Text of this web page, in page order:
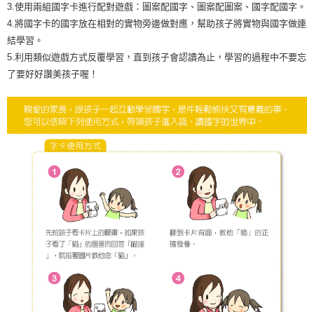
3.使用兩組國字卡進行配對遊戲：圖案配國字、圖案配圖案、國字配國字。
4.將國字卡的國字放在相對的實物旁邊做對應，幫助孩子將實物與國字做連
結學習。
5.利用類似遊戲方式反覆學習，直到孩子會認讀為止，學習的過程中不要忘
了要好好讚美孩子喔！